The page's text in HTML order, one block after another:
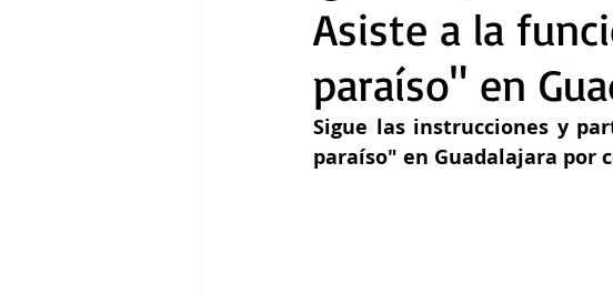
Gastronomía Tecnología
Asiste a la
paraíso" en
Sigue las instrucciones y
paraíso" en Guadalajara por